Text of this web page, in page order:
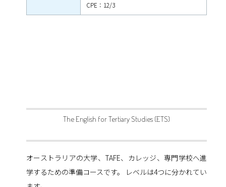
CPE：12/3
The English for Tertiary Studies (ETS)
オーストラリアの大学、TAFE、カレッジ、専門学校へ進
学するための準備コースです。 レベルは4つに分かれてい